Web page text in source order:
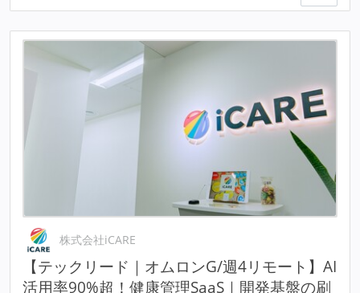
株式会社iCARE
【テックリード｜オムロンG/週4リモート】AI
活用率90%超！健康管理SaaS｜開発基盤の刷